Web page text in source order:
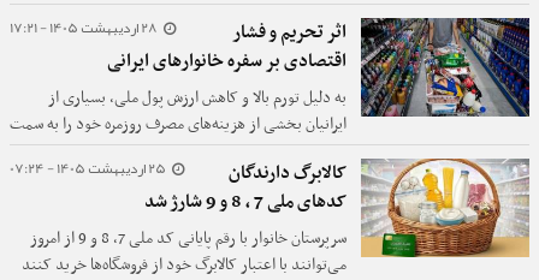
مسئولان نیز از قرار گرفتن این موضوع در دستور کار
دولت خبر داده‌اند، گزارش‌ها نشان می‌دهد که در
خردادماه تغییری در مبلغ پرداختی مشمولان ایجاد نخواهد
شد. بر اساس اطلاعات منتشرشده، اعتبار کالابرگ همچنان
با همان رقم یک‌میلیون تومان به ازای هر نفر پرداخت
می‌شود و تاکنون ابلاغیه رسمی برای افزایش آن صادر
نشده است.
28 اردیبهشت 1405 - 17:21
اثر تحریم و فشار
اقتصادی بر سفره خانوارهای ایرانی
به دلیل تورم بالا و کاهش ارزش پول ملی، بسیاری از
ایرانیان بخشی از هزینه‌های مصرف روزمره خود را به سمت
دارایی‌های حفظ ارزش، مانند طلا یا ارزهای خارجی منتقل
کردند تا پس‌اندازشان را حفظ کنند.
25 اردیبهشت 1405 - 07:24
کالابرگ دارندگان
کدهای ملی 7 ، 8 و 9 شارژ شد
سرپرستان خانوار با رقم پایانی کد ملی 7، 8 و 9 از امروز
می‌توانند با اعتبار کالابرگ خود از فروشگاه‌ها خرید کنند